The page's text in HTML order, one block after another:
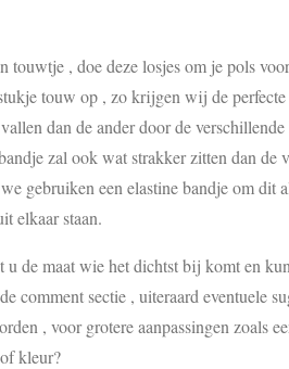
touwtje , doe deze losjes om je pols
touw op , zo krijgen wij de
dan de ander door de
zal ook wat strakker zitten dan de
gebruiken een elastine bandje om dit
elkaar staan.
u de maat wie het dichtst bij komt en
comment sectie , uiteraard eventuele
, voor grotere aanpassingen zoals
kleur?